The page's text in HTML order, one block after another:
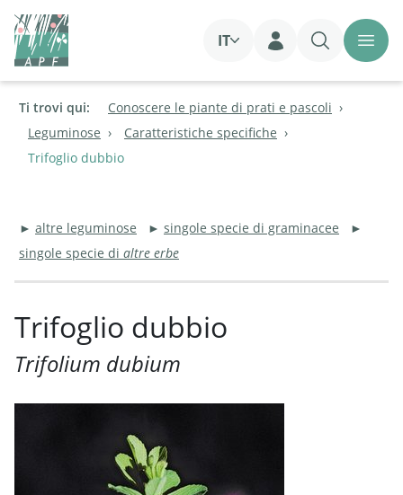
IT
Login
Ti trovi qui:
Conoscere le piante di prati e pascoli
Leguminose
Caratteristiche specifiche
Trifoglio dubbio
► altre leguminose ► singole specie di graminacee ►
singole specie di altre erbe
Trifoglio dubbio
Trifolium dubium